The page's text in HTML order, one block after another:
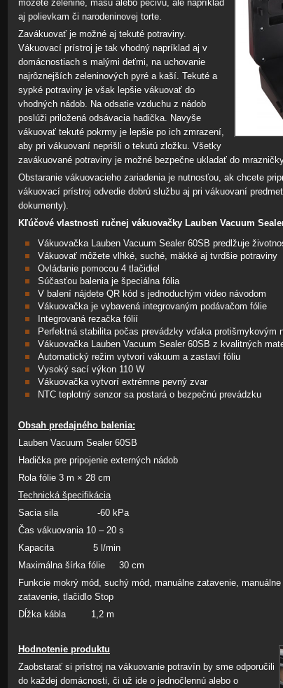
môžete zelenine, mäsu alebo pečivu, ale napríklad
aj polievkam či narodeninovej torte.
Zavákuovať je možné aj tekuté potraviny.
Vákuovací prístroj je tak vhodný napríklad aj v
domácnostiach s malými deťmi, na uchovanie
najrôznejších zeleninových pyré a kaší. Tekuté a
sypké potraviny je však lepšie vákuovať do
vhodných nádob. Na odsatie vzduchu z nádob
poslúži priložená odsávacia hadička. Navyše
vákuovať tekuté pokrmy je lepšie po ich zmrazení,
aby pri vákuovaní neprišli o tekutú zložku. Všetky
zavákuované potraviny je možné bezpečne ukladať do
Obstaranie vákuovacieho zariadenia je nutnosťou, ak chcete
vákuovací prístroj odvedie dobrú službu aj pri vákuovaní
dokumenty).
Kľúčové vlastnosti ručnej vákuovačky Lauben Vacuum
Vákuovačka Lauben Vacuum Sealer 60SB predlžuje
Vákuovať môžete vlhké, suché, mäkké aj tvrdšie potraviny
Ovládanie pomocou 4 tlačidiel
Súčasťou balenia je špeciálna fólia
V balení nájdete QR kód s jednoduchým video návodom
Vákuovačka je vybavená integrovaným podávačom fólie
Integrovaná rezačka fólií
Perfektná stabilita počas prevádzky vďaka protišmykovým
Vákuovačka Lauben Vacuum Sealer 60SB z kvalitných
Automatický režim vytvorí vákuum a zastaví fóliu
Vysoký sací výkon 110 W
Vákuovačka vytvorí extrémne pevný zvar
NTC teplotný senzor sa postará o bezpečnú prevádzku
Obsah predajného balenia:
Lauben Vacuum Sealer 60SB
Hadička pre pripojenie externých nádob
Rola fólie 3 m × 28 cm
Technická špecifikácia
Sacia sila -60 kPa
Čas vákuovania 10 – 20 s
Kapacita 5 l/min
Maximálna šírka fólie 30 cm
Funkcie mokrý mód, suchý mód, manuálne zatavenie,
zatavenie, tlačidlo Stop
Dĺžka kábla 1,2 m
Hodnotenie produktu
Zaobstarať si prístroj na vákuovanie potravín by sme odporučili
do každej domácnosti, či už ide o jednočlennú alebo o